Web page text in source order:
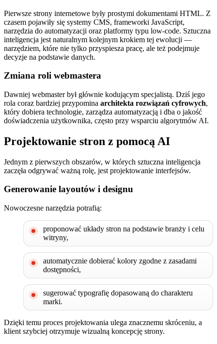
Pierwsze strony internetowe były prostymi dokumentami HTML. Z
czasem pojawiły się systemy CMS, frameworki JavaScript,
narzędzia do automatyzacji oraz platformy typu low-code. Sztuczna
inteligencja jest naturalnym kolejnym krokiem tej ewolucji —
narzędziem, które nie tylko przyspiesza pracę, ale też podejmuje
decyzje na podstawie danych.
Zmiana roli webmastera
Dawniej webmaster był głównie kodującym specjalistą. Dziś jego
rola coraz bardziej przypomina architekta rozwiązań cyfrowych,
który dobiera technologie, zarządza automatyzacją i dba o jakość
doświadczenia użytkownika, często przy wsparciu algorytmów AI.
Projektowanie stron z pomocą AI
Jednym z pierwszych obszarów, w których sztuczna inteligencja
zaczęła odgrywać ważną rolę, jest projektowanie interfejsów.
Generowanie layoutów i designu
Nowoczesne narzędzia potrafią:
proponować układy stron na podstawie branży i celu
witryny,
automatycznie dobierać kolory zgodne z zasadami
dostępności,
sugerować typografię dopasowaną do charakteru
marki.
Dzięki temu proces projektowania ulega znacznemu skróceniu, a
klient szybciej otrzymuje wizualną koncepcję strony.